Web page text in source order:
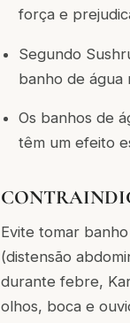
força e
Segundo
banho de água
Os banhos de
têm um efeito
Evite tomar
(distensão
durante febre,
olhos, boca e